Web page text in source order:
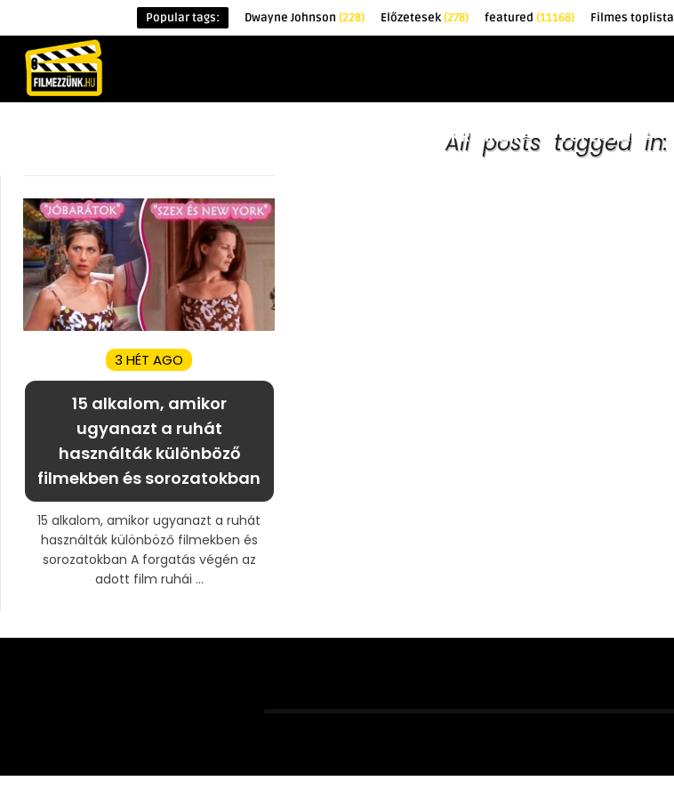
Popular tags: Dwayne Johnson (228) Előzetesek(278) featured (11168) Filmes toplista
KRITIKÁK TOPLISTÁK
All posts tagged in:
3 HÉT AGO
15 alkalom, amikor
ugyanazt a ruhát
használták különböző
filmekben és sorozatokban
15 alkalom, amikor ugyanazt a ruhát
használták különböző filmekben és
sorozatokban A forgatás végén az
adott film ruhái ...